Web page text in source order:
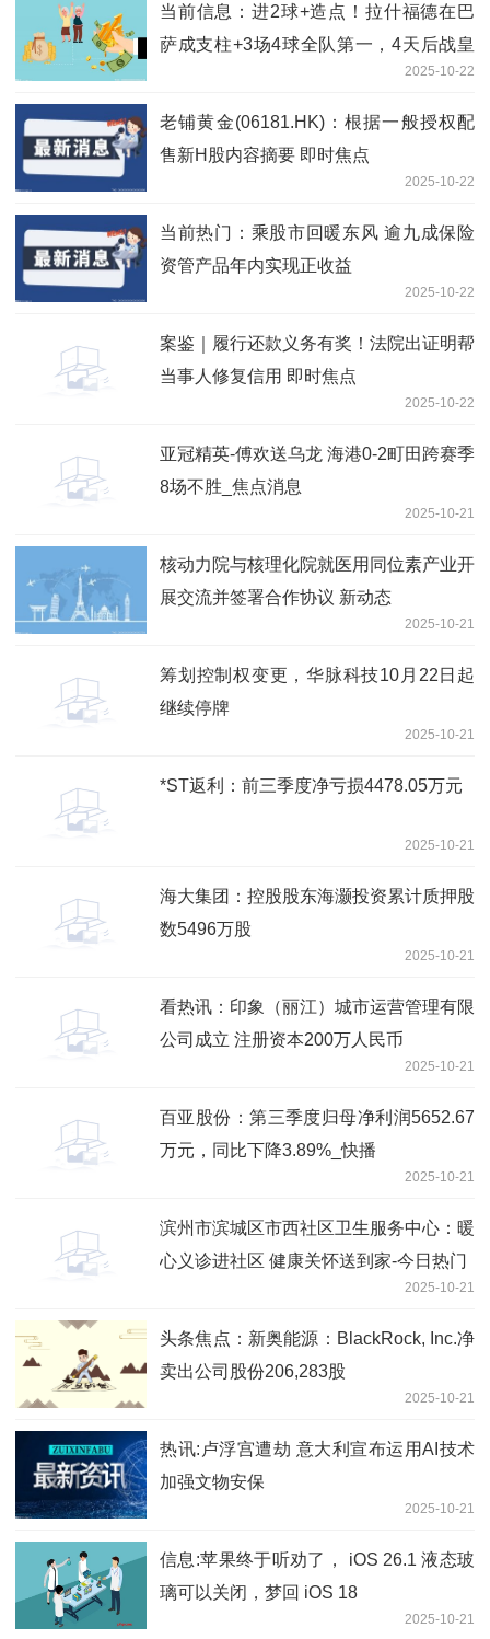
当前信息：进2球+造点！拉什福德在巴
萨成支柱+3场4球全队第一，4天后战皇
2025-10-22
老铺黄金(06181.HK)：根据一般授权配
售新H股内容摘要 即时焦点
2025-10-22
当前热门：乘股市回暖东风 逾九成保险
资管产品年内实现正收益
2025-10-22
案鉴｜履行还款义务有奖！法院出证明帮
当事人修复信用 即时焦点
2025-10-22
亚冠精英-傅欢送乌龙 海港0-2町田跨赛季
8场不胜_焦点消息
2025-10-21
核动力院与核理化院就医用同位素产业开
展交流并签署合作协议 新动态
2025-10-21
筹划控制权变更，华脉科技10月22日起
继续停牌
2025-10-21
*ST返利：前三季度净亏损4478.05万元
2025-10-21
海大集团：控股股东海灏投资累计质押股
数5496万股
2025-10-21
看热讯：印象（丽江）城市运营管理有限
公司成立 注册资本200万人民币
2025-10-21
百亚股份：第三季度归母净利润5652.67
万元，同比下降3.89%_快播
2025-10-21
滨州市滨城区市西社区卫生服务中心：暖
心义诊进社区 健康关怀送到家-今日热门
2025-10-21
头条焦点：新奥能源：BlackRock, Inc.净
卖出公司股份206,283股
2025-10-21
热讯:卢浮宫遭劫 意大利宣布运用AI技术
加强文物安保
2025-10-21
信息:苹果终于听劝了， iOS 26.1 液态玻
璃可以关闭，梦回 iOS 18
2025-10-21